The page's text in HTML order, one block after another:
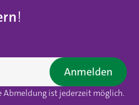
!
Abmeldung ist jederzeit möglich.
Anmelden